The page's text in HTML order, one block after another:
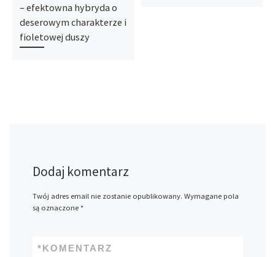
– efektowna hybryda o
deserowym charakterze i
fioletowej duszy
Dodaj komentarz
Twój adres email nie zostanie opublikowany. Wymagane pola
są oznaczone *
KOMENTARZ
*